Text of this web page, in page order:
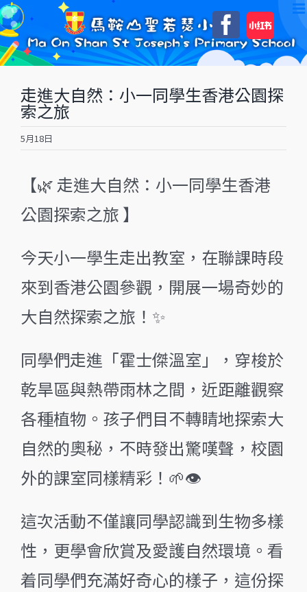
Skip
to
content
自
訂
走進大自然：小一同學生香港公園探
索之旅
5月18日
【🌿 走進大自然：小一同學生香港
公園探索之旅 】
今天小一學生走出教室，在聯課時段
來到香港公園參觀，開展一場奇妙的
大自然探索之旅！✨
同學們走進「霍士傑溫室」，穿梭於
乾旱區與熱帶雨林之間，近距離觀察
各種植物。孩子們目不轉睛地探索大
自然的奧秘，不時發出驚嘆聲，校園
外的課室同樣精彩！🌱👁️
這次活動不僅讓同學認識到生物多樣
性，更學會欣賞及愛護自然環境。看
着同學們充滿好奇心的樣子，這份探